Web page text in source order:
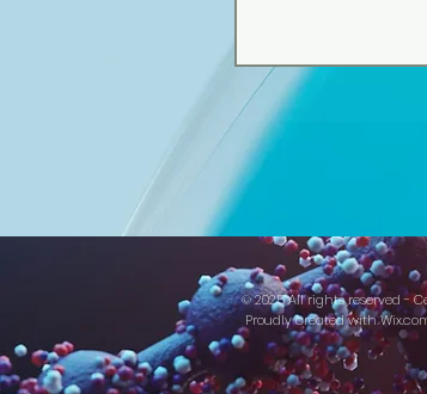
© 2025 All rights reserved -
Proudly created with